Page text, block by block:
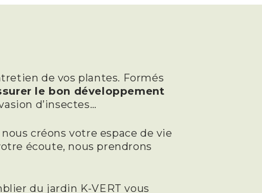
de vos plantes. Formés
le bon développement
d’insectes…
créons votre espace de vie
écoute, nous prendrons
du jardin K-VERT vous